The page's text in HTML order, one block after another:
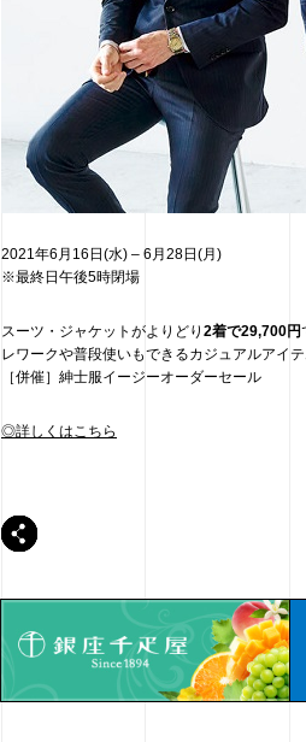
2021年6月16日(水) – 6月28日(月)
※最終日午後5時閉場
スーツ・ジャケットがよりどり 2着で29,700円
レワークや普段使いもできるカジュアルアイ
［併催］紳士服イージーオーダーセール
◎詳しくはこちら